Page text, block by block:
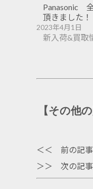
Panasonic
頂きました！
2023年4月1日
新入荷&買取
【その他
＜＜ 前の記
＞＞ 次の記